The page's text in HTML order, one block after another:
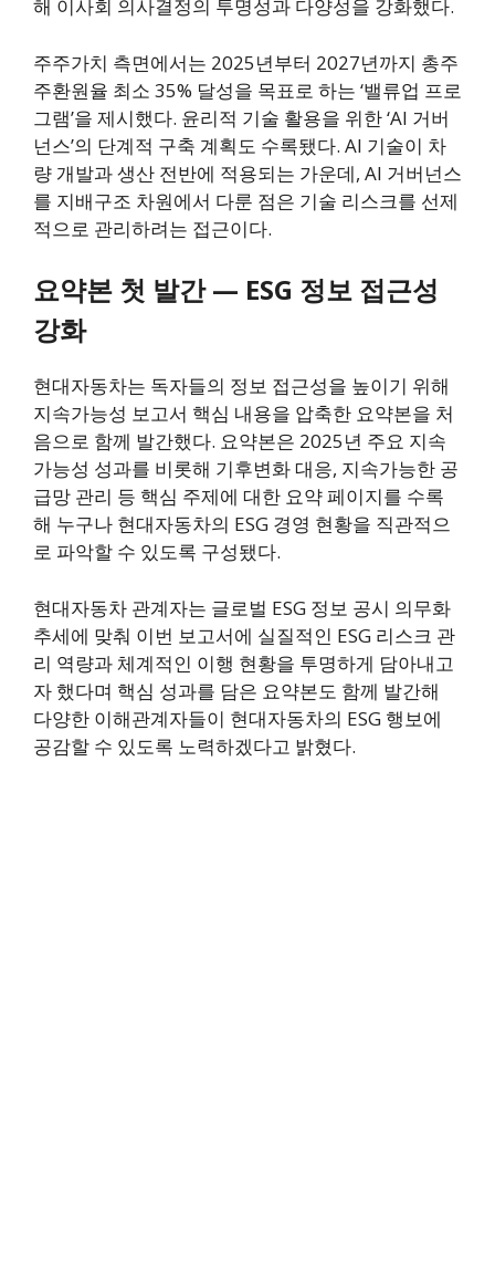
해 이사회 의사결정의 투명성과 다양성을 강화했다.
주주가치 측면에서는 2025년부터 2027년까지 총주
주환원율 최소 35% 달성을 목표로 하는 ‘밸류업 프로
그램’을 제시했다. 윤리적 기술 활용을 위한 ‘AI 거버
넌스’의 단계적 구축 계획도 수록됐다. AI 기술이 차
량 개발과 생산 전반에 적용되는 가운데, AI 거버넌스
를 지배구조 차원에서 다룬 점은 기술 리스크를 선제
적으로 관리하려는 접근이다.
요약본 첫 발간 — ESG 정보 접근성
강화
현대자동차는 독자들의 정보 접근성을 높이기 위해
지속가능성 보고서 핵심 내용을 압축한 요약본을 처
음으로 함께 발간했다. 요약본은 2025년 주요 지속
가능성 성과를 비롯해 기후변화 대응, 지속가능한 공
급망 관리 등 핵심 주제에 대한 요약 페이지를 수록
해 누구나 현대자동차의 ESG 경영 현황을 직관적으
로 파악할 수 있도록 구성됐다.
현대자동차 관계자는 글로벌 ESG 정보 공시 의무화
추세에 맞춰 이번 보고서에 실질적인 ESG 리스크 관
리 역량과 체계적인 이행 현황을 투명하게 담아내고
자 했다며 핵심 성과를 담은 요약본도 함께 발간해
다양한 이해관계자들이 현대자동차의 ESG 행보에
공감할 수 있도록 노력하겠다고 밝혔다.